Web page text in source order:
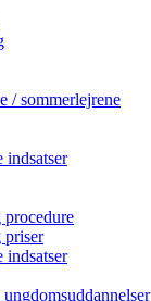
/ sommerlejrene
indsatser
indsatser